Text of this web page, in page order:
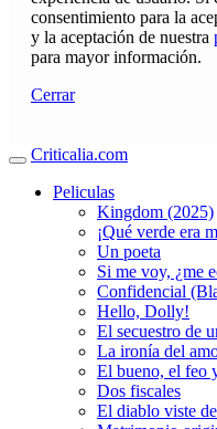
consentimiento para la
y la aceptación de nuestra
para mayor información.
Cerrar
Criticalia.com
Peliculas
Kingdom (2025)
¡Qué verde era
Un poeta
Si me voy, ¿me
Confidencial
Hello, Dolly!
El secuestro de
La ironía del
El bueno, el feo
Dos fiscales
El diablo viste